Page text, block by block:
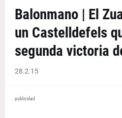
Balonmano | El
un Castelldefels
segunda victoria
28.2.15
publicidad